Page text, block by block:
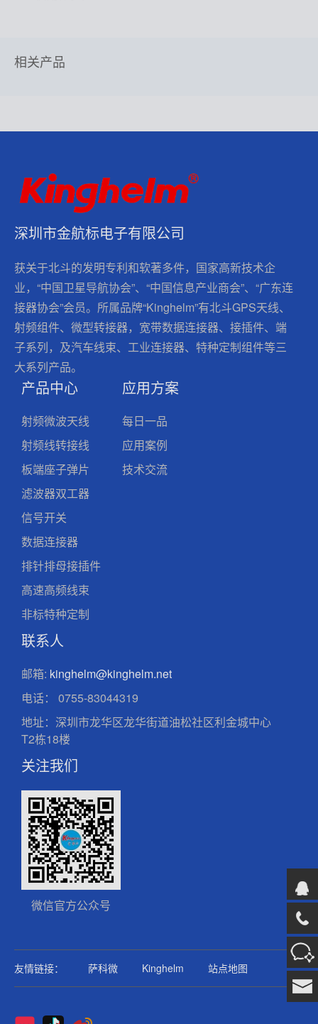
相关产品
深圳市金航标电子有限公司
获关于北斗的发明专利和软著多件，国家高新技术企
业，“中国卫星导航协会”、“中国信息产业商会”、“广东连
接器协会”会员。所属品牌“Kinghelm”有北斗GPS天线、
射频组件、微型转接器，宽带数据连接器、接插件、端
子系列，及汽车线束、工业连接器、特种定制组件等三
大系列产品。
产品中心
射频微波天线
射频线转接线
板端座子弹片
滤波器双工器
信号开关
数据连接器
排针排母接插件
高速高频线束
非标特种定制
应用方案
每日一品
应用案例
技术交流
联系人
邮箱: kinghelm@kinghelm.net
电话：
0755-83044319
地址：深圳市龙华区龙华街道油松社区利金城中心
T2栋18楼
关注我们
微信官方公众号
友情链接： 萨科微 Kinghelm 站点地图